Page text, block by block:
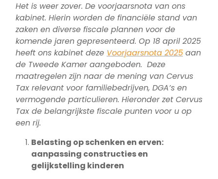
Het is weer zover. De voorjaarsnota van ons
kabinet. Hierin worden de financiële stand van
zaken en diverse fiscale plannen voor de
komende jaren gepresenteerd. Op 18 april 2025
heeft ons kabinet deze Voorjaarsnota 2025 aan
de Tweede Kamer aangeboden. Deze
maatregelen zijn naar de mening van Cervus
Tax relevant voor familiebedrijven, DGA’s en
vermogende particulieren. Hieronder zet Cervus
Tax de belangrijkste fiscale punten voor u op
een rij.
Belasting op schenken en erven:
aanpassing constructies en
gelijkstelling kinderen